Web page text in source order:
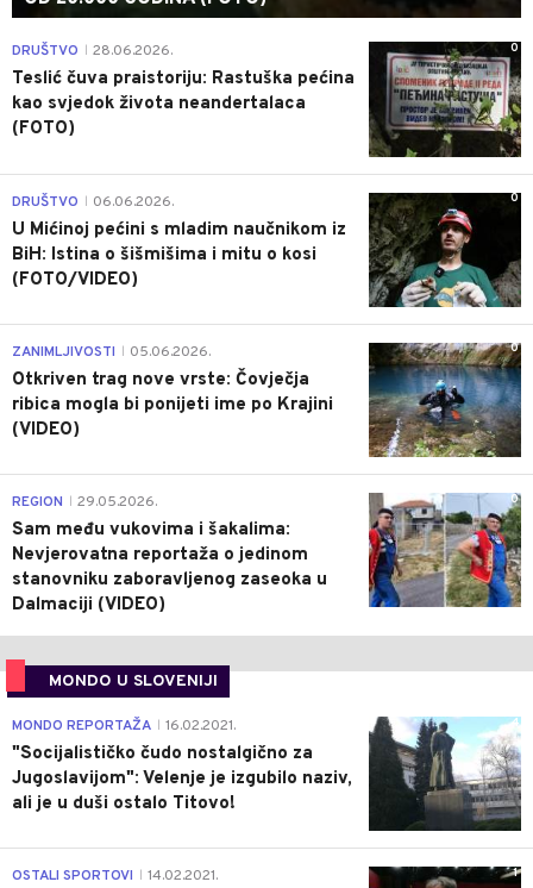
0
DRUŠTVO 28.06.2026.
Teslić čuva praistoriju: Rastuška pećina
kao svjedok života neandertalaca
(FOTO)
0
DRUŠTVO 06.06.2026.
U Mićinoj pećini s mladim naučnikom iz
BiH: Istina o šišmišima i mitu o kosi
(FOTO/VIDEO)
0
ZANIMLJIVOSTI 05.06.2026.
Otkriven trag nove vrste: Čovječja
ribica mogla bi ponijeti ime po Krajini
(VIDEO)
0
REGION 29.05.2026.
Sam među vukovima i šakalima:
Nevjerovatna reportaža o jedinom
stanovniku zaboravljenog zaseoka u
Dalmaciji (VIDEO)
MONDO U SLOVENIJI
4
MONDO REPORTAŽA 16.02.2021.
"Socijalističko čudo nostalgično za
Jugoslavijom": Velenje je izgubilo naziv,
ali je u duši ostalo Titovo!
1
OSTALI SPORTOVI 14.02.2021.